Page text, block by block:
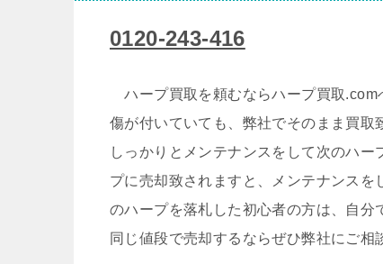
0120-243-416
ハープ買取を頼むならハープ買取.com
傷が付いていても、弊社でそのまま買取
しっかりとメンテナンスをして次のハ
プに売却致されますと、メンテナンス
のハープを落札した初心者の方は、自分
同じ値段で売却するならぜひ弊社にご相